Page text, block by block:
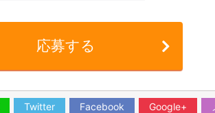
応募する
Twitter Facebook Google+